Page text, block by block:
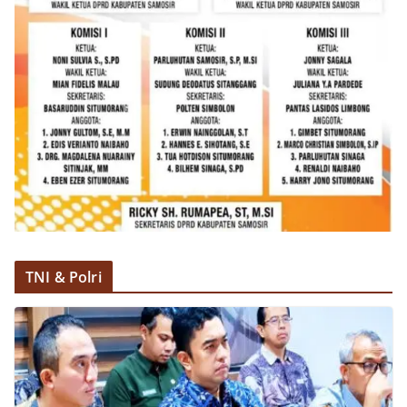
bendera dengan benar merupakan salah satu
wujud nyata partisipasi masyarakat dalam
memperingati hari bersejarah bangsa
Indonesia.‎‎”Kami mengimbau kepada seluruh
warga agar mulai mempersiapkan dan memasang
bendera Merah Putih di depan rumah masing-
masing secara penuh. Ini adalah bentuk
penghormatan kita bersama terhadap
perjuangan para pahlawan yang telah merebut
kemerdekaan,” ujar Aiptu Muliyadi Suraukur saat
berdialog dengan warga.‎‎Ia juga menambahkan
agar warga memperhatikan kondisi bendera yang
akan dikibarkan, memastikan bendera dalam
dikibarkan sebagai simbol kehormatan
negara.‎‎‎Selain menyampaikan imbauan terkait
bendera, kegiatan sambang DDS ini juga
dimanfaatkan sebagai sarana deteksi dini (early
warning) guna mengantisipasi potensi gangguan
keamanan dan ketertiban masyarakat
(Kamtibmas) di lingkungan tempat tinggal warga.
Melalui interaksi langsung tersebut,
TNI & Polri